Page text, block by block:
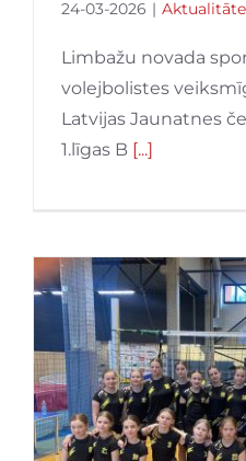
24-03-2026 |
Limbažu novada
volejbolistes
Latvijas Jaunatnes
1.līgas B [...]